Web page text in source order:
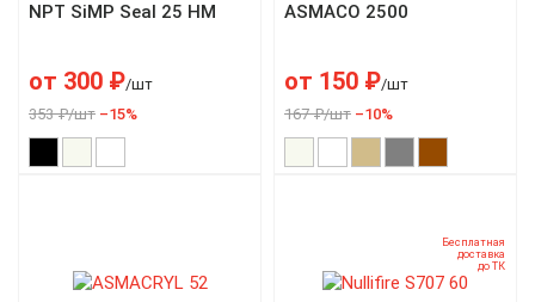
NPT SiMP Seal 25 HM
от 300 ₽/шт
353 ₽/шт –15%
ASMACO 2500
от 150 ₽/шт
167 ₽/шт –10%
Бесплатная
доставка
до ТК